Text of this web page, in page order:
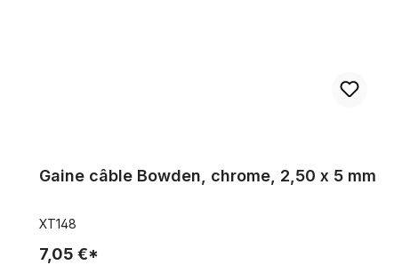
Gaine câble Bowden, chrome, 2,50 x 5 mm
XT148
7,05 €*